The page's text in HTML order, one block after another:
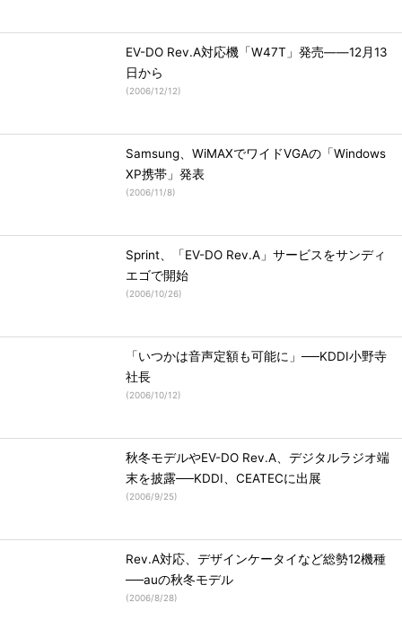
EV-DO Rev.A対応機「W47T」発売――12月13
日から
(2006/12/12)
Samsung、WiMAXでワイドVGAの「Windows
XP携帯」発表
(2006/11/8)
Sprint、「EV-DO Rev.A」サービスをサンディ
エゴで開始
(2006/10/26)
「いつかは音声定額も可能に」──KDDI小野寺
社長
(2006/10/12)
秋冬モデルやEV-DO Rev.A、デジタルラジオ端
末を披露──KDDI、CEATECに出展
(2006/9/25)
Rev.A対応、デザインケータイなど総勢12機種
──auの秋冬モデル
(2006/8/28)